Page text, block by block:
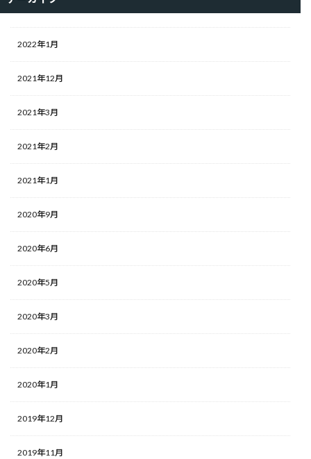
2022年1月
2021年12月
2021年3月
2021年2月
2021年1月
2020年9月
2020年6月
2020年5月
2020年3月
2020年2月
2020年1月
2019年12月
2019年11月